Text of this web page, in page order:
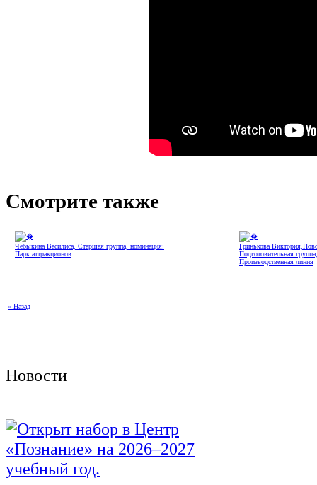
Смотрите также
Чебыкина Василиса, Старшая группа, номинация:
Парк аттракционов
Гринькова
Подготовительная
Производственная линия
« Назад
Новости